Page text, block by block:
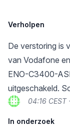
Verholpen
De verstoring is
van Vodafone
ENO-C3400-
uitgeschakeld.
04:16
In onderzoek